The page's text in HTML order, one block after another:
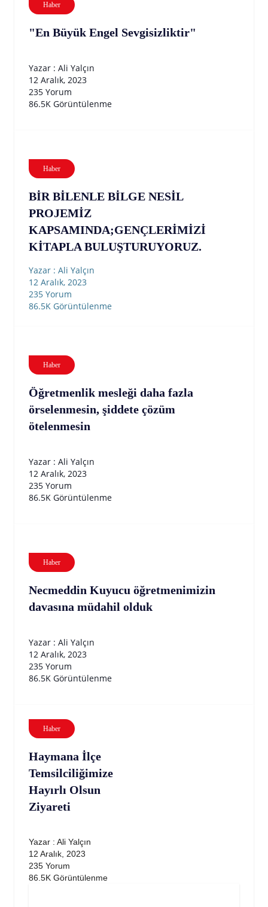
Haber
"En Büyük Engel Sevgisizliktir"
Yazar : Ali Yalçın
12 Aralık, 2023
235 Yorum
86.5K Görüntülenme
Haber
BİR BİLENLE BİLGE NESİL
PROJEMİZ
KAPSAMINDA;GENÇLERİMİZİ
KİTAPLA BULUŞTURUYORUZ.
Yazar : Ali Yalçın
12 Aralık, 2023
235 Yorum
86.5K Görüntülenme
Haber
Öğretmenlik mesleği daha fazla
örselenmesin, şiddete çözüm
ötelenmesin
Yazar : Ali Yalçın
12 Aralık, 2023
235 Yorum
86.5K Görüntülenme
Haber
Necmeddin Kuyucu öğretmenimizin
davasına müdahil olduk
Yazar : Ali Yalçın
12 Aralık, 2023
235 Yorum
86.5K Görüntülenme
Haber
Haymana İlçe
Temsilciliğimize
Hayırlı Olsun
Ziyareti
Yazar : Ali Yalçın
12 Aralık, 2023
235 Yorum
86.5K Görüntülenme